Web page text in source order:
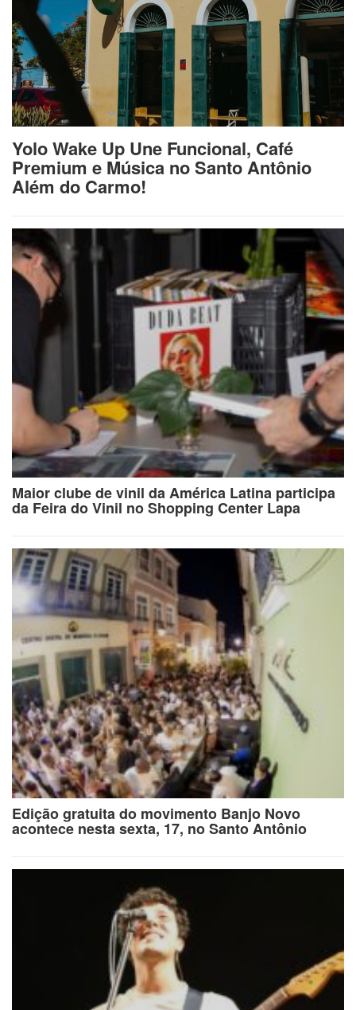
Yolo Wake Up Une Funcional, Café
Premium e Música no Santo Antônio
Além do Carmo!
Maior clube de vinil da América Latina participa
da Feira do Vinil no Shopping Center Lapa
Edição gratuita do movimento Banjo Novo
acontece nesta sexta, 17, no Santo Antônio